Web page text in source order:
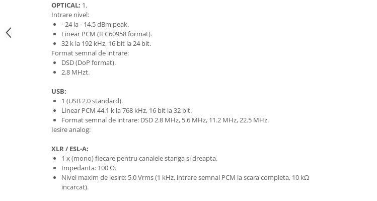
OPTICAL: 1.
Intrare nivel:
- 24 la - 14.5 dBm peak.
Linear PCM (IEC60958 format).
32 k la 192 kHz, 16 bit la 24 bit.
Format semnal de intrare:
DSD (DoP format).
2.8 MHzt.
USB:
1 (USB 2.0 standard).
Linear PCM 44.1 k la 768 kHz, 16 bit la 32 bit.
Format semnal de intrare: DSD 2.8 MHz, 5.6 MHz, 11.2 MHz, 22.5 MHz.
Iesire analog:
XLR / ESL-A:
1 x (mono) fiecare pentru canalele stanga si dreapta.
Impedanta: 100 Ω.
Nivel maxim de iesire: 5.0 Vrms (1 kHz, intrare semnal PCM la scara completa, 10 kΩ
incarcat).